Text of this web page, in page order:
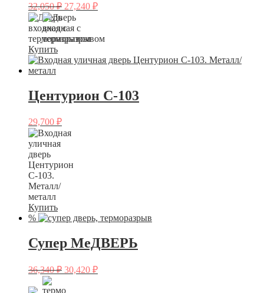
32,050₽ 27,240 ₽
Купить
Центурион C-103
29,700 ₽
Купить
%
Супер МеДВЕРЬ
36,340₽ 30,420 ₽